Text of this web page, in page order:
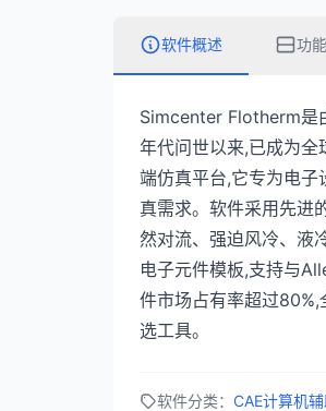
软件概述 功
Simcenter Flotherm是
年代问世以来,已成为
端仿真平台,它专为电
真需求。软件采用先进
然对流、强迫风冷、液
电子元件模板,支持与
件市场占有率超过
选工具。
软件分类： CAE计算机